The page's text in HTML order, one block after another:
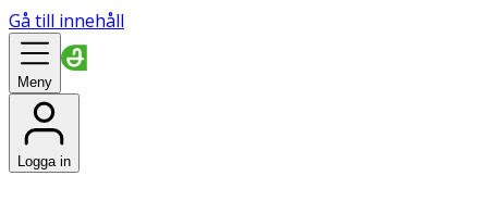
Gå till innehåll
Meny
Logga in